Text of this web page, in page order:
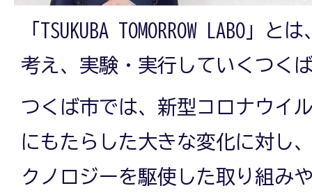
「TSUKUBA TOMORROW LABO
考え、実験・実行していくつく
つくば市では、新型コロナウイ
にもたらした大きな変化に対し
クノロジーを駆使した取り組み